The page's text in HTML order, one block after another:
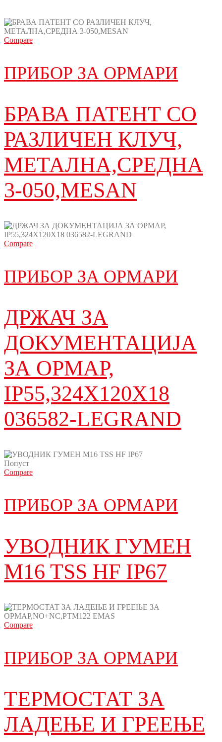
Compare
ПРИБОР ЗА ОРМАРИ
БРАВА ПАТЕНТ СО
РАЗЛИЧЕН КЛУЧ,
МЕТАЛНА,СРЕДНА
3-050,MESAN
Compare
ПРИБОР ЗА ОРМАРИ
ДРЖАЧ ЗА
ДОКУМЕНТАЦИЈА
ЗА ОРМАР,
IP55,324X120X18
036582-LEGRAND
Попуст
Compare
ПРИБОР ЗА ОРМАРИ
УВОДНИК ГУМЕН
M16 TSS HF IP67
Compare
ПРИБОР ЗА ОРМАРИ
ТЕРМОСТАТ ЗА
ЛАДЕЊЕ И ГРЕЕЊЕ